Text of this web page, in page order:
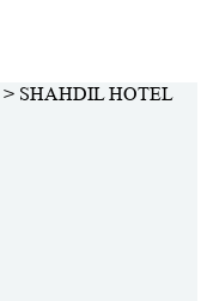
> SHAHDIL HOTEL